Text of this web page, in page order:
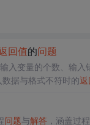
回值的问题
入变量的个数、输入
据与格式不符时的返
问题与解答，涵盖过